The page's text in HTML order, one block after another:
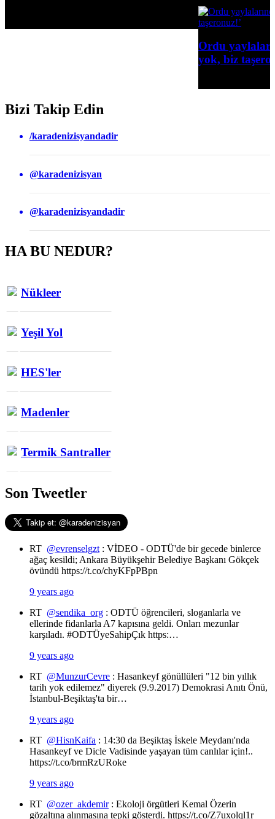
Ordu yaylalarında maden talanına
Bizi Takip Edin
/karadenizisyandadir
@karadenizisyan
@karadenizisyandadir
HA BU NEDUR?
Nükleer
Yeşil Yol
HES'ler
Madenler
Termik Santraller
Son Tweetler
RT @evrenselgzt : VİDEO - ODTÜ'de bir gecede binlerce
ağaç kesildi; Ankara Büyükşehir Belediye Başkanı Gökçek
övündü https://t.co/chyKFpPBpn
9 years ago
RT @sendika_org : ODTÜ öğrencileri, sloganlarla ve
ellerinde fidanlarla A7 kapısına geldi. Onları mezunlar
karşıladı. #ODTÜyeSahipÇık https:…
9 years ago
RT @MunzurCevre : Hasankeyf gönüllüleri "12 bin yıllık
tarih yok edilemez" diyerek (9.9.2017) Demokrasi Anıtı Önü,
İstanbul-Beşiktaş'ta bir…
9 years ago
RT @HisnKaifa : 14:30 da Beşiktaş İskele Meydanı'nda
Hasankeyf ve Dicle Vadisinde yaşayan tüm canlılar için!..
https://t.co/brmRzURoke
9 years ago
RT @ozer_akdemir: Ekoloji örgütleri Kemal Özerin
gözaltına alınmasına tepki gösterdi. https://t.co/Z7uxolql1r